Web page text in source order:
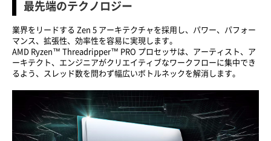
最先端のテクノロジー
業界をリードする Zen 5 アーキテクチャを採用し、パワー、パフォー
マンス、拡張性、効率性を容易に実現します。
AMD Ryzen™ Threadripper™ PRO プロセッサは、アーティスト、ア
ーキテクト、エンジニアがクリエイティブなワークフローに集中でき
るよう、スレッド数を問わず幅広いボトルネックを解消します。